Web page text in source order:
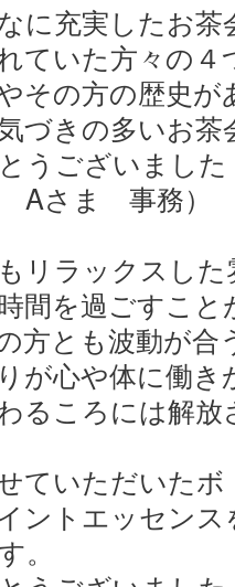
に充実したお茶
ていた方々の
その方の歴史
づきの多いお茶
うございました
Aさま 事務）
リラックスした
間を過ごすこ
方とも波動が
が心や体に働
るころには解
ていただいた
ントエッセン
。